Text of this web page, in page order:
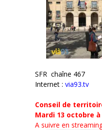
SFR chaîne 467
Internet : via93.tv
Conseil de
Mardi 13 octobre à
A suivre en